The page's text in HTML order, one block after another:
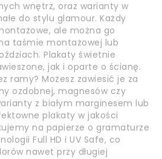
wnętrz, oraz warianty w
do stylu glamour. Każdy
ale można go
taśmie montażowej lub
Plakaty świetnie
jak i oparte o ścianę.
ramy? Możesz zawiesić je za
ozdobnej, magnesów czy
z białym marginesem lub
plakaty w jakości
na papierze o gramaturze
Full HD i UV Safe, co
nawet przy długiej